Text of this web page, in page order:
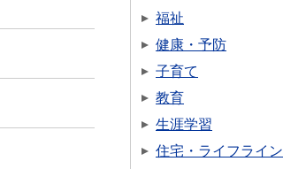
福祉
健康・予防
子育て
教育
生涯学習
住宅・ライフライン